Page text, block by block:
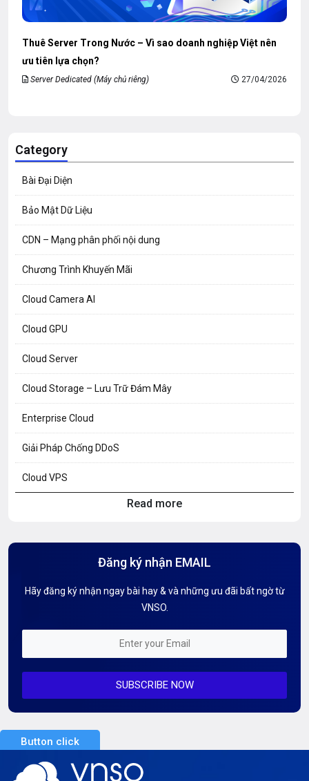
Thuê Server Trong Nước – Vì sao doanh nghiệp Việt nên
ưu tiên lựa chọn?
Server Dedicated (Máy chủ riêng) 27/04/2026
Category
Bài Đại Diện
Bảo Mật Dữ Liệu
CDN – Mạng phân phối nội dung
Chương Trình Khuyến Mãi
Cloud Camera AI
Cloud GPU
Cloud Server
Cloud Storage – Lưu Trữ Đám Mây
Enterprise Cloud
Giải Pháp Chống DDoS
Cloud VPS
Hướng dẫn Tên miền
Kiến thức AI
Mỗi tuần 01 Server
Server Dedicated (Máy chủ riêng)
Server GPU
Server Windows
Read more
Đăng ký nhận EMAIL
Hãy đăng ký nhận ngay bài hay & và những ưu đãi bất ngờ từ
VNSO.
SUBSCRIBE NOW
Button click